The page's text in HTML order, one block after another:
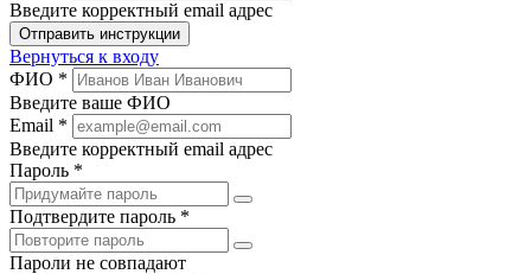
Введите корректный email адрес
Отправить инструкции
Вернуться к входу
ФИО *
Введите ваше ФИО
Email *
Введите корректный email адрес
Пароль *
Подтвердите пароль *
Пароли не совпадают